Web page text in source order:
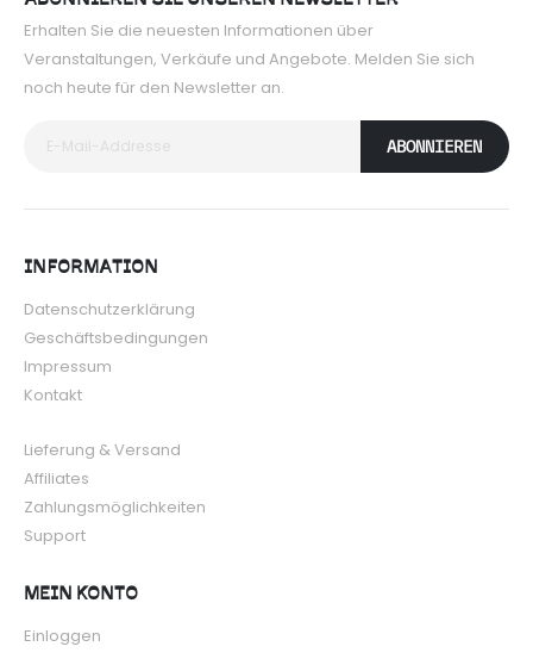
Erhalten Sie die neuesten Informationen über
Veranstaltungen, Verkäufe und Angebote. Melden Sie sich
noch heute für den Newsletter an.
ABONNIEREN
INFORMATION
Datenschutzerklärung
Geschäftsbedingungen
Impressum
Kontakt
Lieferung & Versand
Affiliates
Zahlungsmöglichkeiten
Support
MEIN KONTO
Einloggen